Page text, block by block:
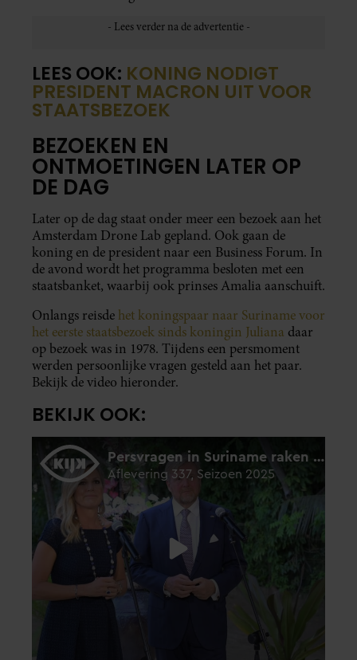
LEES OOK: KONING NODIGT
PRESIDENT MACRON UIT VOOR
STAATSBEZOEK
BEZOEKEN EN
ONTMOETINGEN LATER OP
DE DAG
Later op de dag staat onder meer een bezoek aan het
Amsterdam Drone Lab gepland. Ook gaan de
koning en de president naar een Business Forum. In
de avond wordt het programma besloten met een
staatsbanket, waarbij ook prinses Amalia aanschuift.
Onlangs reisde het koningspaar naar Suriname voor
het eerste staatsbezoek sinds koningin Juliana daar
op bezoek was in 1978. Tijdens een persmoment
werden persoonlijke vragen gesteld aan het paar.
Bekijk de video hieronder.
BEKIJK OOK: